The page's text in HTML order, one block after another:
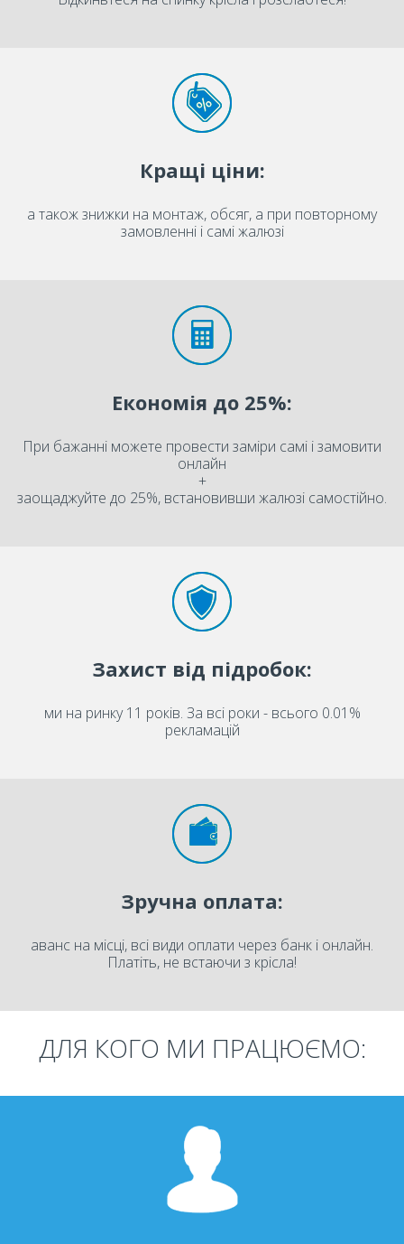
Кращі ціни:
а також знижки на монтаж, обсяг, а при повторному
замовленні і самі жалюзі
Економія до 25%:
При бажанні можете провести заміри самі і замовити
онлайн
+
заощаджуйте до 25%, встановивши жалюзі самостійно.
Захист від підробок:
ми на ринку 11 років. За всі роки - всього 0.01%
рекламацій
Зручна оплата:
аванс на місці, всі види оплати через банк і онлайн.
Платіть, не встаючи з крісла!
ДЛЯ КОГО МИ ПРАЦЮЄМО: